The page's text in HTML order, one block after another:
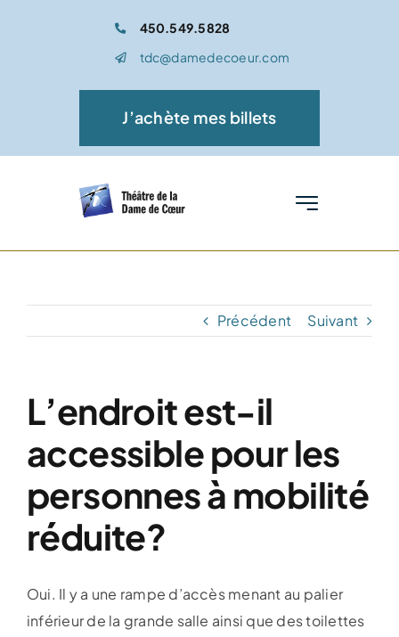
450.549.5828
tdc@damedecoeur.com
J’achète mes billets
Toggle
Accueil
Spectacle
Événements spéciaux
Le théâtre
Nous joindre
Précédent Suivant
L’endroit est-il
accessible pour les
personnes à mobilité
réduite?
Oui. Il y a une rampe d’accès menant au palier
inférieur de la grande salle ainsi que des toilettes